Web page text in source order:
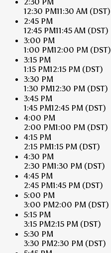
12:30 PM11:30 AM (DST)
2:45 PM
12:45 PM11:45 AM (DST)
3:00 PM
1:00 PM12:00 PM (DST)
3:15 PM
1:15 PM12:15 PM (DST)
3:30 PM
1:30 PM12:30 PM (DST)
3:45 PM
1:45 PM12:45 PM (DST)
4:00 PM
2:00 PM1:00 PM (DST)
4:15 PM
2:15 PM1:15 PM (DST)
4:30 PM
2:30 PM1:30 PM (DST)
4:45 PM
2:45 PM1:45 PM (DST)
5:00 PM
3:00 PM2:00 PM (DST)
5:15 PM
3:15 PM2:15 PM (DST)
5:30 PM
3:30 PM2:30 PM (DST)